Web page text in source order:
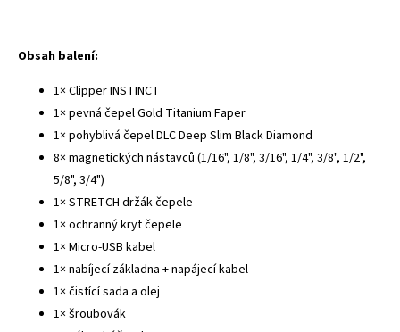
Obsah balení:
1× Clipper INSTINCT
1× pevná čepel Gold Titanium Faper
1× pohyblivá čepel DLC Deep Slim Black Diamond
8× magnetických nástavců (1/16", 1/8", 3/16", 1/4", 3/8", 1/2",
5/8", 3/4")
1× STRETCH držák čepele
1× ochranný kryt čepele
1× Micro-USB kabel
1× nabíjecí základna + napájecí kabel
1× čistící sada a olej
1× šroubovák